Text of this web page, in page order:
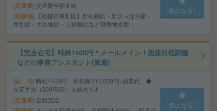
交通費 交通費全額支給
勤務地
【札幌市厚別区】新札幌駅・新さっぽろ駅・
厚別駅・大谷地駅・上野幌駅など勤務地多数！
気になる!
【完全在宅】時給1400円＊メールメイン！面接日程調整
などの事務アシスタント[派遣]
給 与 時給1400円 月収例 217,000円+残業代 ◆
在宅手当（200円/日）支給あり♪
交通費 全額支給
気になる!